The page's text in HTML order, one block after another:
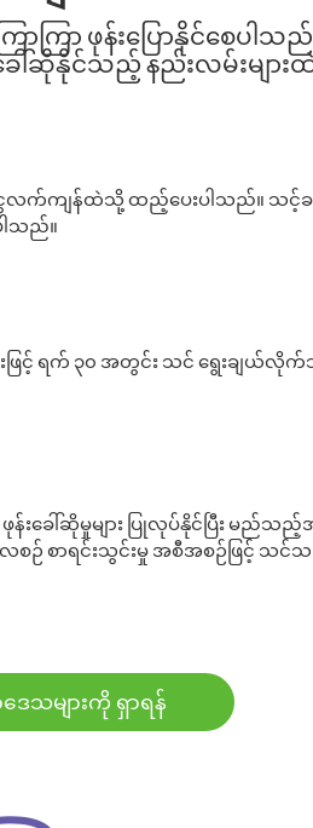
ာကြာ ဖုန်းပြောနိုင်စေပ
ေါ်ဆိုနိုင်သည့် နည်းလမ်းမျာ
က်ကျန်ထဲသို့ ထည့်ပေးပါသည်။ သင့်
ါသည်။
ဖြင့် ရက် ၃၀ အတွင်း သင် ရွေးချယ်
ဖုန်းခေါ်ဆိုမှုများ ပြုလုပ်နိုင်ပြီး မ
စာရင်းသွင်းမှု အစီအစဉ်ဖြင့် သင်သ
ေသများကို ရှာရန်